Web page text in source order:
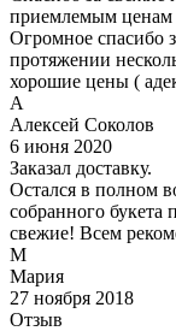
приемлемым ценам
Огромное спасибо
протяжении
хорошие цены (
А
Алексей Соколов
6 июня 2020
Заказал доставку.
Остался в полном
собранного
свежие! Всем
М
Мария
27 ноября 2018
Отзыв